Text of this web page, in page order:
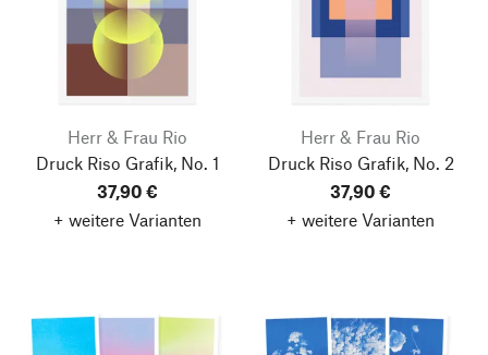
Herr & Frau Rio
Druck Riso Grafik, No. 1
37,90 €
+ weitere Varianten
Herr & Frau Rio
Druck Riso Grafik, No. 2
37,90 €
+ weitere Varianten